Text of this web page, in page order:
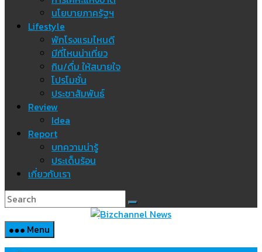
นโยบายภาครัฐฯ
Lifestyle
พักโรงแรมไหนดี
มีที่ไหนน่าเที่ยว
กิน/ดื่ม ให้สบายใจ
โปรโมชั่น
ประชาสัมพันธ์
Review
Idea
Report
บทความน่ารู้
ประเด็นร้อน
เกี่ยวกับเรา
Menu